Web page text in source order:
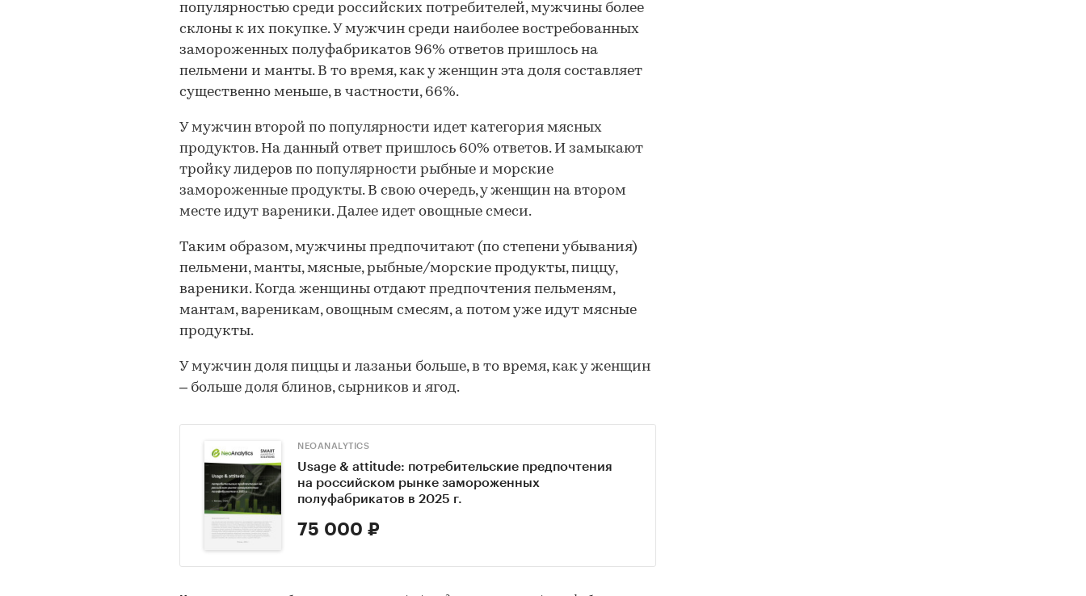
популярностью среди российских потребителей, мужчины более
склоны к их покупке. У мужчин среди наиболее востребованных
замороженных полуфабрикатов 96% ответов пришлось на
пельмени и манты. В то время, как у женщин эта доля составляет
существенно меньше, в частности, 66%.
У мужчин второй по популярности идет категория мясных
продуктов. На данный ответ пришлось 60% ответов. И замыкают
тройку лидеров по популярности рыбные и морские
замороженные продукты. В свою очередь, у женщин на втором
месте идут вареники. Далее идет овощные смеси.
Таким образом, мужчины предпочитают (по степени убывания)
пельмени, манты, мясные, рыбные/морские продукты, пиццу,
вареники. Когда женщины отдают предпочтения пельменям,
мантам, вареникам, овощным смесям, а потом уже идут мясные
продукты.
У мужчин доля пиццы и лазаньи больше, в то время, как у женщин
– больше доля блинов, сырников и ягод.
NEOANALYTICS
Usage & attitude: потребительские предпочтения
на российском рынке замороженных
полуфабрикатов в 2025 г.
75 000 ₽